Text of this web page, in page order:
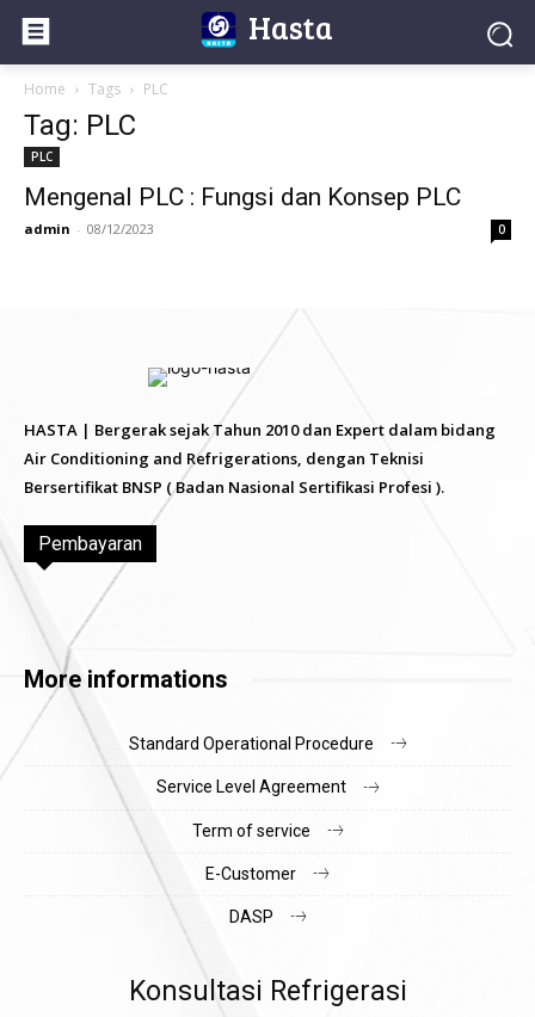
Hasta
Home Tags PLC
Tag: PLC
PLC
Mengenal PLC : Fungsi dan Konsep PLC
admin - 08/12/2023 0
HASTA | Bergerak sejak Tahun 2010 dan Expert dalam bidang
Air Conditioning and Refrigerations, dengan Teknisi
Bersertifikat BNSP ( Badan Nasional Sertifikasi Profesi ).
Pembayaran
More informations
Standard Operational Procedure
Service Level Agreement
Term of service
E-Customer
DASP
Konsultasi Refrigerasi